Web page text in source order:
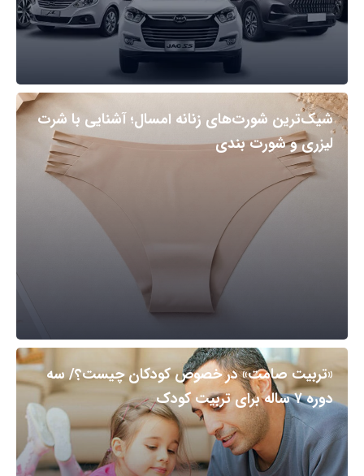
شیک‌ترین شورت‌های زنانه امسال؛ آشنایی با شرت
لیزری و شورت بندی
«تربیت صامت» در خصوص کودکان چیست؟/ سه
دوره ۷ ساله برای تربیت کودک